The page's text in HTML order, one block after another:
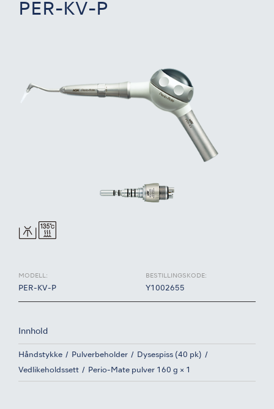
PER-KV-P
MODELL:
PER-KV-P
BESTILLINGSKODE:
Y1002655
Innhold
Håndstykke Pulverbeholder Dysespiss (40 pk)
Vedlikeholdssett Perio-Mate pulver 160 g × 1